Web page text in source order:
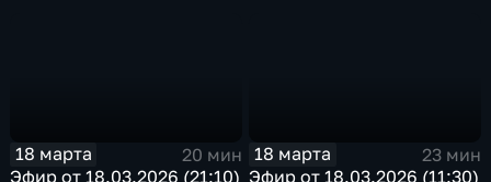
18 марта
20 мин
Эфир от 18.03.2026 (21:10)
18 марта
23 мин
Эфир от 18.03.2026 (11:30)